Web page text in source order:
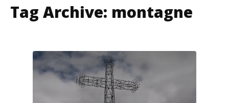
Tag Archive: montagne